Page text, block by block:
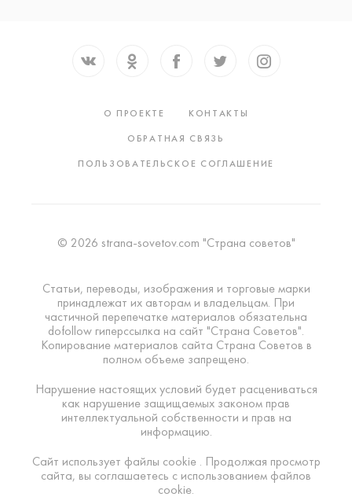
О ПРОЕКТЕ
КОНТАКТЫ
ОБРАТНАЯ СВЯЗЬ
ПОЛЬЗОВАТЕЛЬСКОЕ СОГЛАШЕНИЕ
© 2026 strana-sovetov.com "Страна советов"
Статьи, переводы, изображения и торговые марки
принадлежат их авторам и владельцам. При
частичной перепечатке материалов обязательна
dofollow гиперссылка на сайт "Страна Советов".
Копирование материалов сайта Страна Советов в
полном объеме запрещено.
Нарушение настоящих условий будет расцениваться
как нарушение защищаемых законом прав
интеллектуальной собственности и прав на
информацию.
Сайт использует файлы cookie . Продолжая просмотр
сайта, вы соглашаетесь с использованием файлов
cookie.